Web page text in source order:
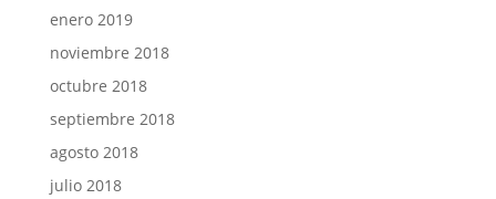
enero 2019
noviembre 2018
octubre 2018
septiembre 2018
agosto 2018
julio 2018